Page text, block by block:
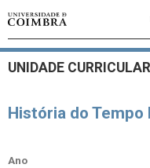
UNIDADE CURRICULAR
História do Tempo
Ano